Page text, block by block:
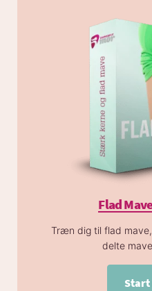
Flad
Træn dig til flad
delte
Start